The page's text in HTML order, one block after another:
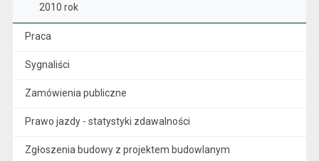
2010 rok
Praca
Sygnaliści
Zamówienia publiczne
Prawo jazdy - statystyki zdawalności
Zgłoszenia budowy z projektem budowlanym